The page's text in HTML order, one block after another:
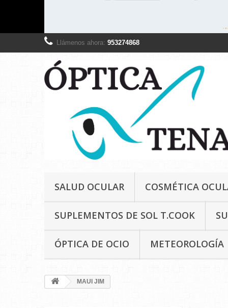
Llámenos ahora: 953274868
SALUD OCULAR COSMÉTICA
SUPLEMENTOS DE SOL T.COOK
ÓPTICA DE OCIO METEOROLOGÍA
MAUI JIM